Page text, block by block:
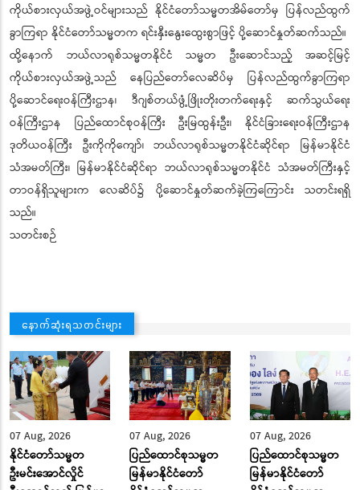
ကိုယ်စားလှယ်အဖွဲ့ဝင်များသည် နိုင်ငံတော်သမ္မတအိမ်တော်မှ ပြန်လည်ထွက်
ခွာကြရာ နိုင်ငံတော်သမ္မတက ရင်းနှီးနွေးထွေးစွာဖြင့် ပို့ဆောင်နှုတ်ဆက်သည်။
ထို့နောက် ဘယ်လာရုစ်သမ္မတနိုင်ငံ သမ္မတ ဦးဆောင်သည့် အဆင့်မြင့်
ကိုယ်စားလှယ်အဖွဲ့သည် နေပြည်တော်လေဆိပ်မှ ပြန်လည်ထွက်ခွာကြရာ
ပို့ဆောင်ရေးဝန်ကြီးဌာန၊ ဒီဂျစ်တယ်ဖွံ့ဖြိုးတိုးတက်ရေးနှင့် ဆက်သွယ်ရေး
ဝန်ကြီးဌာန ပြည်ထောင်စုဝန်ကြီး ဦးမြထွန်းဦး၊ နိုင်ငံခြားရေးဝန်ကြီးဌာန
ဒုတိယဝန်ကြီး ဦးကိုကိုကျော်၊ ဘယ်လာရုစ်သမ္မတနိုင်ငံဆိုင်ရာ မြန်မာနိုင်ငံ
သံအမတ်ကြီး၊ မြန်မာနိုင်ငံဆိုင်ရာ ဘယ်လာရုစ်သမ္မတနိုင်ငံ သံအမတ်ကြီးနှင့်
တာဝန်ရှိသူများက လေဆိပ်၌ ပို့ဆောင်နှုတ်ဆက်ခဲ့ကြကြောင်း သတင်းရရှိ
သည်။
သတင်းစဉ်
နောက်ဆုံးရသတင်းများ
07 Aug, 2026
နိုင်ငံတော်သမ္မတ
ဦးမင်းအောင်လှိုင်
07 Aug, 2026
ပြည်ထောင်စုသမ္မတ
မြန်မာနိုင်ငံတော်
07 Aug, 2026
ပြည်ထောင်စုသမ္မတ
မြန်မာနိုင်ငံတော်